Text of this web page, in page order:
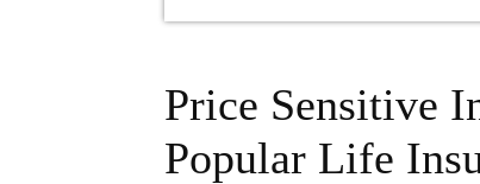
Price Sensitive
Popular Life